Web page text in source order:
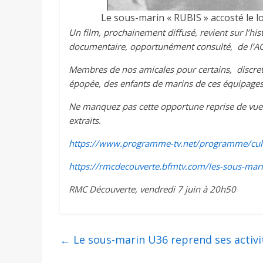
Le sous-marin « RUBIS » accosté le
Un film, prochainement diffusé, revient sur
documentaire, opportunément consulté, de
Membres de nos amicales pour certains,
épopée, des enfants de marins de ces
Ne manquez pas cette opportune reprise de
extraits.
https://www.programme-tv.net/programme/
https://rmcdecouverte.bfmtv.com/les-sous-
RMC Découverte, vendredi 7 juin à 20h50
← Le sous-marin U36 reprend ses